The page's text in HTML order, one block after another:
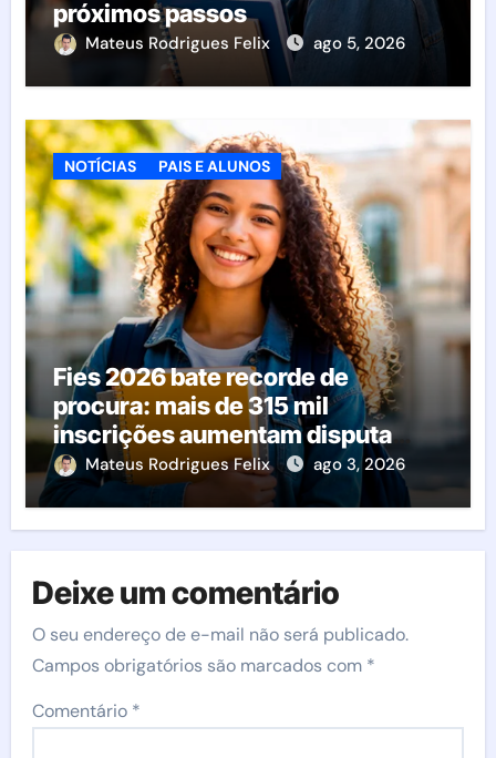
próximos passos
Mateus Rodrigues Felix ago 5, 2026
NOTÍCIAS PAIS E ALUNOS
Fies 2026 bate recorde de
procura: mais de 315 mil
inscrições aumentam disputa
pelas vagas; veja o que acontece
agora
Mateus Rodrigues Felix ago 3, 2026
Deixe um comentário
O seu endereço de e-mail não será publicado.
Campos obrigatórios são marcados com *
Comentário *